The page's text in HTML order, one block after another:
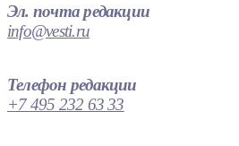
Эл. почта редакции
info@vesti.ru
Телефон редакции
+7 495 232 63 33